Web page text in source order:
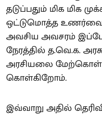
தடுப்பதும் மிக மிக
ஒட்டுமொத்த உணர்வை
அவசிய அவசரம்
நேரத்தில் த.வெ.க.
அரசியலை
கொள்கிறோம்.
இவ்வாறு அதில்